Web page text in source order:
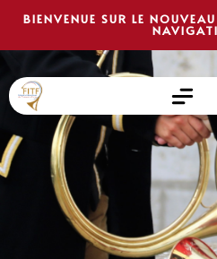
BIENVENUE SUR LE